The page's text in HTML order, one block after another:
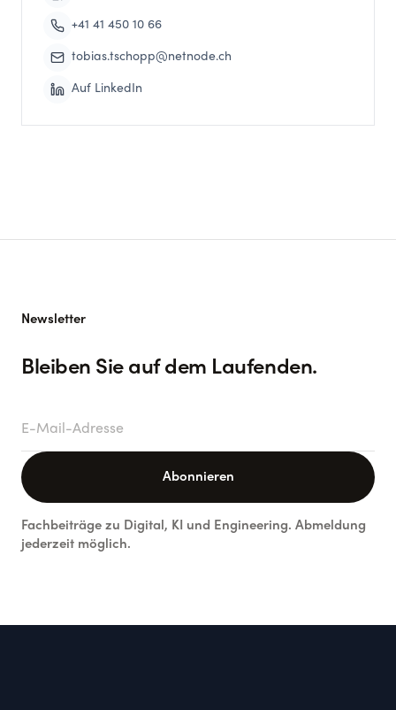
+41 41 450 10 66
tobias.tschopp@netnode.ch
Auf LinkedIn
Newsletter
Bleiben Sie auf dem Laufenden.
E-Mail-Adresse
Abonnieren
Fachbeiträge zu Digital, KI und Engineering. Abmeldung
jederzeit möglich.